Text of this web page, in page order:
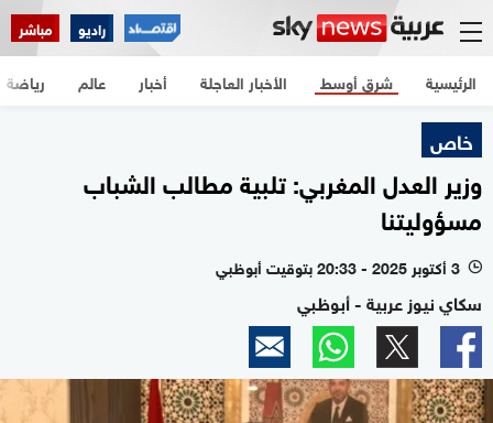
راديو مباشر
الرئيسية الأخبار العاجلة أخبار شرق أوسط عالم رياضة
خاص
وزير العدل المغربي: تلبية مطالب الشباب
مسؤوليتنا
l 3 أكتوبر 2025 - 20:33 بتوقيت أبوظبي
سكاي نيوز عربية - أبوظبي